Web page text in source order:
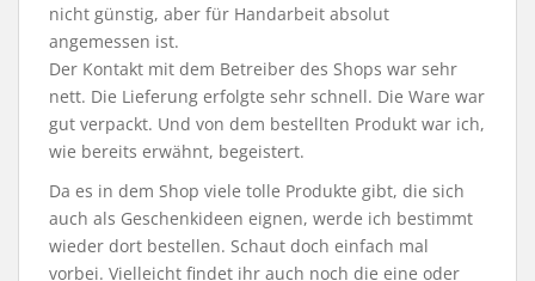
nicht günstig, aber für Handarbeit absolut
angemessen ist.
Der Kontakt mit dem Betreiber des Shops war sehr
nett. Die Lieferung erfolgte sehr schnell. Die Ware war
gut verpackt. Und von dem bestellten Produkt war ich,
wie bereits erwähnt, begeistert.
Da es in dem Shop viele tolle Produkte gibt, die sich
auch als Geschenkideen eignen, werde ich bestimmt
wieder dort bestellen. Schaut doch einfach mal
vorbei. Vielleicht findet ihr auch noch die eine oder